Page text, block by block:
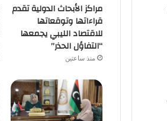
مراكز الأبحاث الدولية تقدم
قراءاتها وتوقعاتها
للاقتصاد الليبي يجمعها
“التفاؤل الحذر”
منذ ساعتين